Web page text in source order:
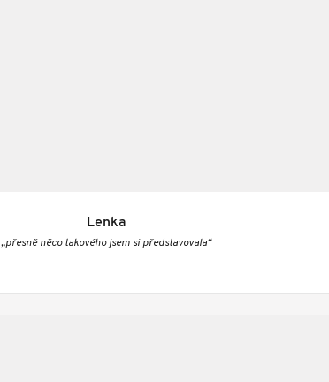
Lenka
„přesně něco takového jsem si představovala“